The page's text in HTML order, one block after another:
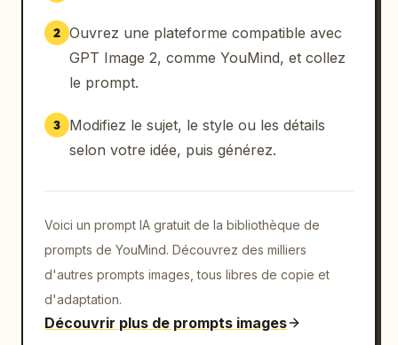
        "elements": [
          {"type": "text_box", "position": "à
gauche", "text": "力もない。知性もない。ゴミ同然
          {"type": "text_box", "position":
"au centre à droite", "text": "——そう、思われて
      {
        "tier": 6,
        "description": "Case magique
brillant dans un cercle magique. À droite,
une bulle de dialogue numérique brillante.",
2 Ouvrez une plateforme compatible avec
GPT Image 2, comme YouMind, et collez
le prompt.
3
Modifiez le sujet, le style ou les détails
selon votre idée, puis générez.
Voici un prompt IA gratuit de la bibliothèque de
prompts de YouMind. Découvrez des milliers
d'autres prompts images, tous libres de copie et
d'adaptation.
Découvrir plus de prompts images